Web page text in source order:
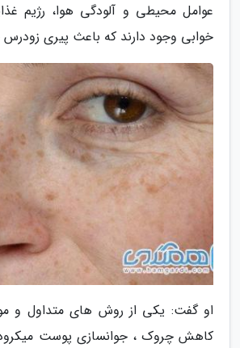
عوامل محیطی و آلودگی هوا، رژیم
خوابی وجود دارند که باعث پیری
او گفت: یکی از روش های متداول و
کاهش چروک ، جوانسازی پوست